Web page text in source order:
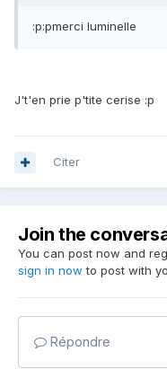
:p:pmerci luminelle
J't'en prie p'tite cerise :p
Citer
Join the
You can post now and
sign in now to post with
Répondre